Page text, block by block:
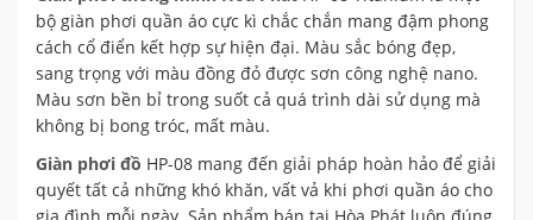
bộ giàn phơi quần áo cực kì chắc chắn mang đậm phong
cách cổ điển kết hợp sự hiện đại. Màu sắc bóng đẹp,
sang trọng với màu đồng đỏ được sơn công nghệ nano.
Màu sơn bền bỉ trong suốt cả quá trình dài sử dụng mà
không bị bong tróc, mất màu.
Giàn phơi đồ HP-08 mang đến giải pháp hoàn hảo để giải
quyết tất cả những khó khăn, vất vả khi phơi quần áo cho
gia đình mỗi ngày. Sản phẩm bán tại Hòa Phát luôn đúng